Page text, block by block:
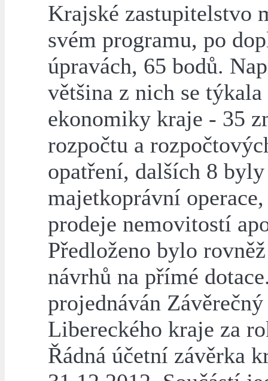
Krajské zastupitelstvo
svém programu, po
úpravách, 65 bodů.
většina z nich se týkala
ekonomiky kraje - 35
rozpočtu a
opatření, dalších 8 byly
majetkoprávní
prodeje nemovitostí
Předloženo bylo
návrhů na přímé
projednáván
Libereckého kraje za
Řádná účetní závěrka